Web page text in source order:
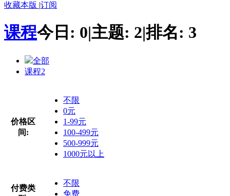
收藏本版 |订阅
课程今日: 0|主题: 2|排名: 3
全部
课程2
价格区
间:
不限
0元
1-99元
100-499元
500-999元
1000元以上
付费类
不限
免费